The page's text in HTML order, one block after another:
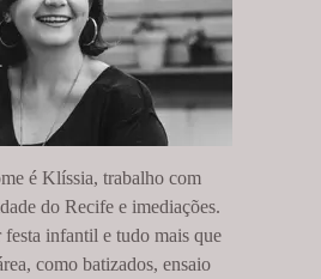
é Klíssia, trabalho com
do Recife e imediações.
infantil e tudo mais que
como batizados, ensaio